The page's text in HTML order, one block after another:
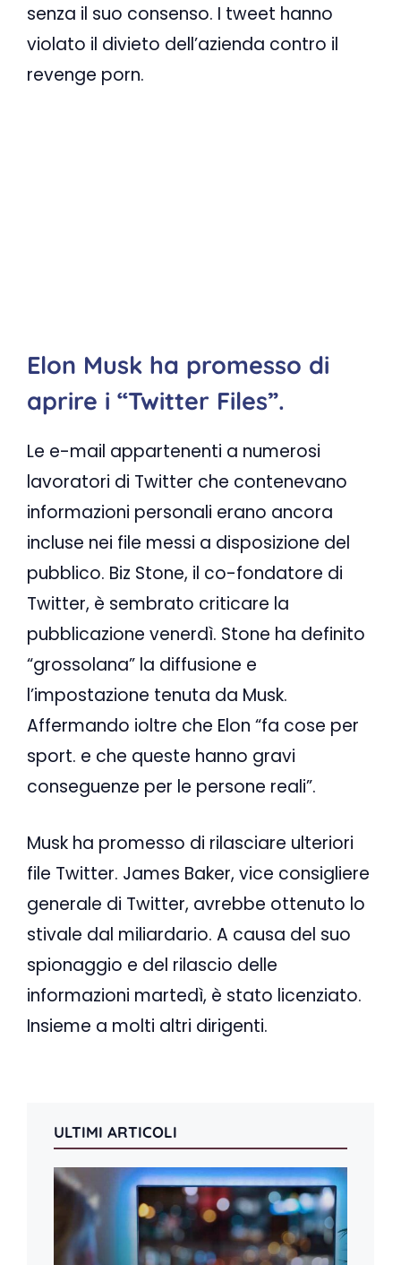
senza il suo consenso. I tweet hanno
violato il divieto dell’azienda contro il
revenge porn.
Elon Musk ha promesso di
aprire i “Twitter Files”.
Le e-mail appartenenti a numerosi
lavoratori di Twitter che contenevano
informazioni personali erano ancora
incluse nei file messi a disposizione del
pubblico. Biz Stone, il co-fondatore di
Twitter, è sembrato criticare la
pubblicazione venerdì. Stone ha definito
“grossolana” la diffusione e
l’impostazione tenuta da Musk.
Affermando ioltre che Elon “fa cose per
sport. e che queste hanno gravi
conseguenze per le persone reali”.
Musk ha promesso di rilasciare ulteriori
file Twitter. James Baker, vice consigliere
generale di Twitter, avrebbe ottenuto lo
stivale dal miliardario. A causa del suo
spionaggio e del rilascio delle
informazioni martedì, è stato licenziato.
Insieme a molti altri dirigenti.
ULTIMI ARTICOLI